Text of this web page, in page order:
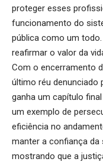
proteger esses
funcionamento do
pública como um
reafirmar o valor da
Com o encerramento
último réu denunciado
ganha um capítulo
um exemplo de
eficiência no
manter a confiança da
mostrando que a